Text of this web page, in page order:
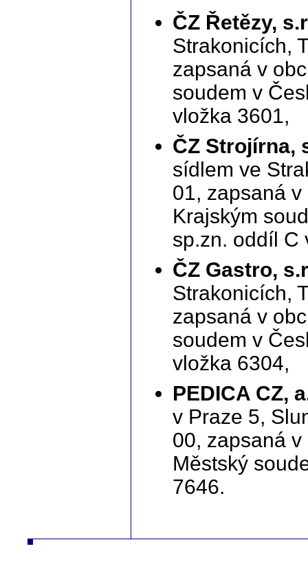
ČZ Řetězy,
Strakonicích,
zapsaná v
soudem v
vložka 3601,
ČZ Strojírna,
sídlem ve
01, zapsaná
Krajským
sp.zn. oddíl C
ČZ Gastro,
Strakonicích,
zapsaná v
soudem v
vložka 6304,
PEDICA CZ,
v Praze 5,
00, zapsaná
Městský
7646.